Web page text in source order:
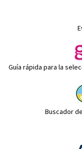
Guía rápida para la
Buscador